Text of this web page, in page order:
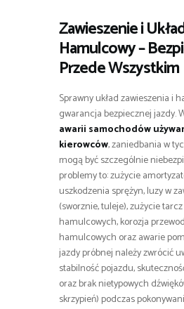
Zawieszenie i
Hamulcowy –
Przede Wszystkim
Sprawny układ zawieszenia i
gwarancja bezpiecznej jazdy.
awarii samochodów
kierowców, zaniedbania w
mogą być szczególnie
problemy to: zużycie
uszkodzenia sprężyn, luzy w
(sworznie, tuleje), zużycie
hamulcowych, korozja
hamulcowych oraz awarie
jazdy próbnej należy zwrócić
stabilność pojazdu,
oraz brak nietypowych
skrzypień) podczas